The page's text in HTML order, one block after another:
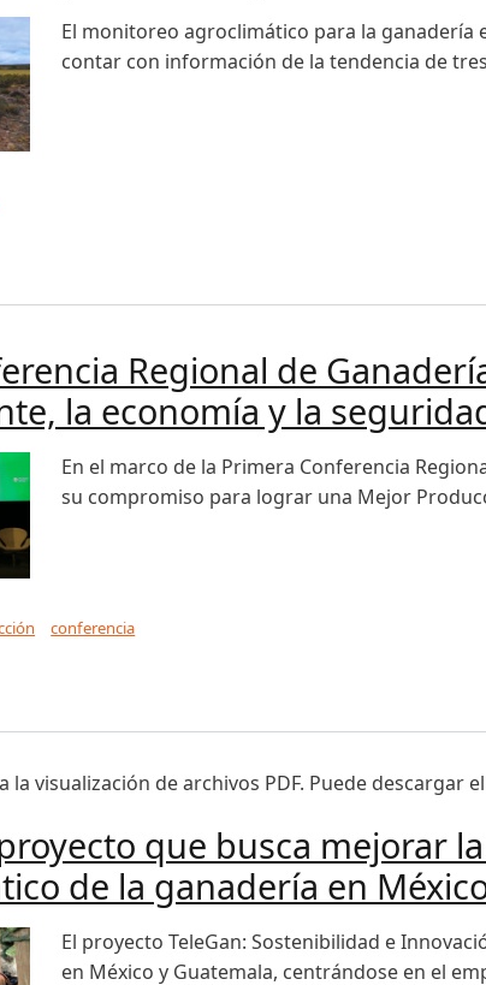
El monitoreo agroclimático para la
contar con información de la tendencia de
Regional de
la economía y la
En el marco de la Primera Conferencia
su compromiso para lograr una Mejor
conferencia
visualización de archivos PDF. Puede descargar
que busca mejorar
de la ganadería en
El proyecto TeleGan: Sostenibilidad e
en México y Guatemala, centrándose en el